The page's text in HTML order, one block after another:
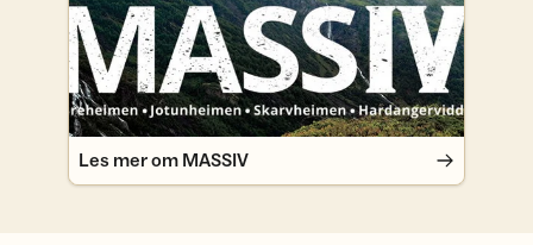
Les mer om MASSIV